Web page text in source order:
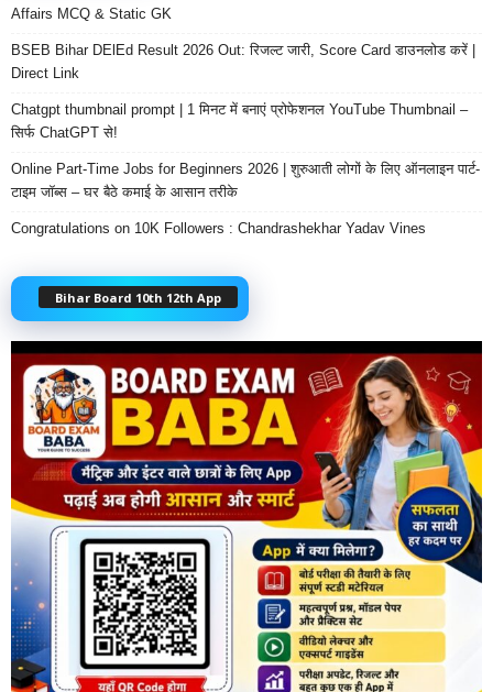
Affairs MCQ & Static GK
BSEB Bihar DElEd Result 2026 Out: रिजल्ट जारी, Score Card डाउनलोड करें |
Direct Link
Chatgpt thumbnail prompt | 1 मिनट में बनाएं प्रोफेशनल YouTube Thumbnail –
सिर्फ ChatGPT से!
Online Part-Time Jobs for Beginners 2026 | शुरुआती लोगों के लिए ऑनलाइन पार्ट-
टाइम जॉब्स – घर बैठे कमाई के आसान तरीके
Congratulations on 10K Followers : Chandrashekhar Yadav Vines
Bihar Board 10th 12th App